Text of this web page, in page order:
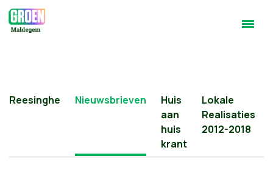
Reesinghe Nieuwsbrieven
Huis
aan
huis
krant
Lokale
Realisaties
2012-2018